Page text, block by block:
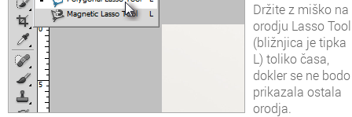
Držite z miško na
orodju Lasso Tool
(bližnjica je tipka
L) toliko časa,
dokler se ne bodo
prikazala ostala
orodja.